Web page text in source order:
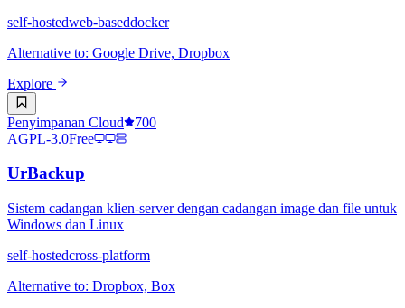
self-hostedweb-baseddocker
Alternative to: Google Drive, Dropbox
Explore
Penyimpanan Cloud
700
AGPL-3.0Free
UrBackup
Sistem cadangan klien-server dengan cadangan image dan file untuk
Windows dan Linux
self-hostedcross-platform
Alternative to: Dropbox, Box